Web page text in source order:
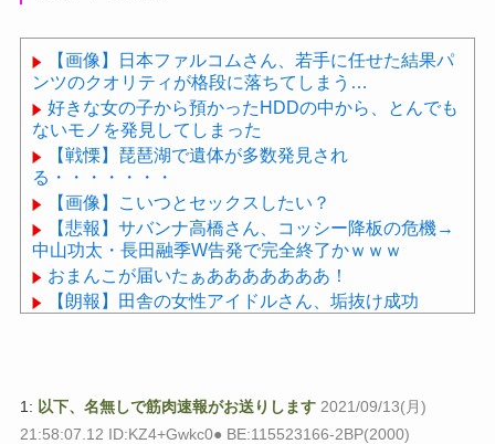
【画像】日本ファルコムさん、若手に任せた結果パ
ンツのクオリティが格段に落ちてしまう…
好きな女の子から預かったHDDの中から、とんでも
ないモノを発見してしまった
【戦慄】琵琶湖で遺体が多数発見され
る・・・・・・・
【画像】こいつとセックスしたい？
【悲報】サバンナ高橋さん、コッシー降板の危機→
中山功太・長田融季W告発で完全終了かｗｗｗ
おまんこが届いたぁあああああああ！
【朗報】田舎の女性アイドルさん、垢抜け成功
1: 以下、名無しで筋肉速報がお送りします 2021/09/13(月)
21:58:07.12 ID:KZ4+Gwkc0● BE:115523166-2BP(2000)